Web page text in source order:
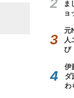
ま
ョ
元
び
伊
ダ
わ